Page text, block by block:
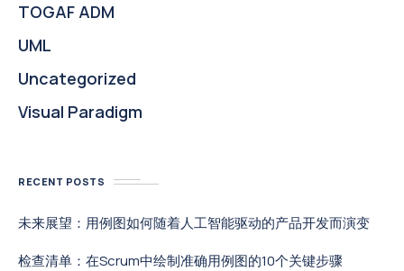
TOGAF ADM
UML
Uncategorized
Visual Paradigm
RECENT POSTS
未来展望：用例图如何随着人工智能驱动的产品开发而演变
检查清单：在Scrum中绘制准确用例图的10个关键步骤